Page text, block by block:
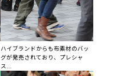
ハイブランドからも布素材のバッ
グが発売されており、プレシャ
ス...